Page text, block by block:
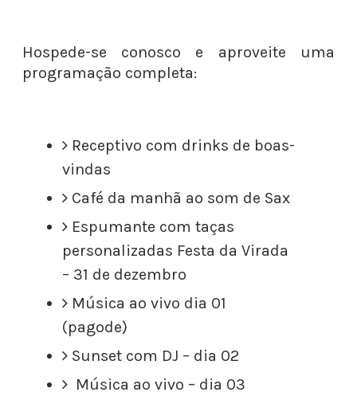
Hospede-se conosco e aproveite uma
programação completa:
Receptivo com drinks de boas-
vindas
Café da manhã ao som de Sax
Espumante com taças
personalizadas Festa da Virada
– 31 de dezembro
Música ao vivo dia 01
(pagode)
Sunset com DJ – dia 02
Música ao vivo – dia 03